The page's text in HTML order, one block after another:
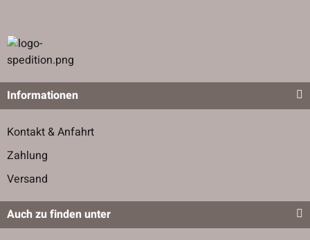
Informationen
Kontakt & Anfahrt
Zahlung
Versand
Auch zu finden unter